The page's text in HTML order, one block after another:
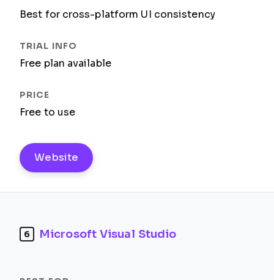
Best for cross-platform UI consistency
Free plan available
Free to use
Website
6 Microsoft Visual Studio